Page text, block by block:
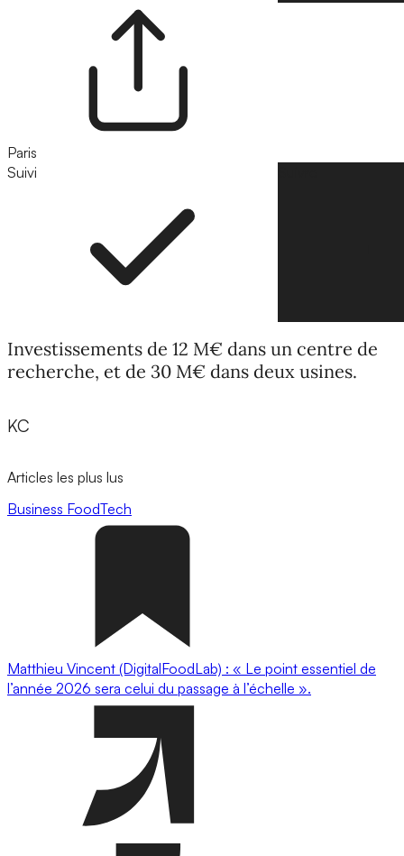
Paris
Suivi
Investissements de 12 M€ dans un centre de
recherche, et de 30 M€ dans deux usines.
KC
Articles les plus lus
Business FoodTech
Matthieu Vincent (DigitalFoodLab) : « Le point essentiel de
l’année 2026 sera celui du passage à l’échelle ».